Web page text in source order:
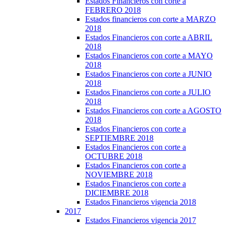
FEBRERO 2018
Estados financieros con corte a MARZO
2018
Estados Financieros con corte a ABRIL
2018
Estados Financieros con corte a MAYO
2018
Estados Financieros con corte a JUNIO
2018
Estados Financieros con corte a JULIO
2018
Estados Financieros con corte a AGOSTO
2018
Estados Financieros con corte a
SEPTIEMBRE 2018
Estados Financieros con corte a
OCTUBRE 2018
Estados Financieros con corte a
NOVIEMBRE 2018
Estados Financieros con corte a
DICIEMBRE 2018
Estados Financieros vigencia 2018
2017
Estados Financieros vigencia 2017